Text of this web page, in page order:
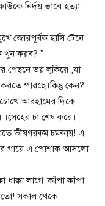
নির্দয় ভাবে হত্যা
জোরপূর্বক হাসি টেনে
খুন করব? ”
পেছনে ভয় লুকিয়ে ,যা
পারছে।কিন্তু কেন?
আরহামের দিকে
চা শেষ করে।
ভীষণরকম চমকায়! এ
গায়ে এ পোশাক আসলো
লাগে।কাঁপা কাঁপা
তো! সকাল থেকে